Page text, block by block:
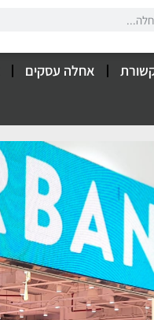
אחלה עסקים